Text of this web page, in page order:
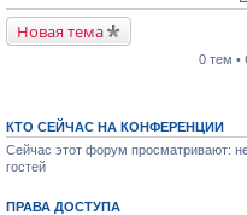
Новая тема
0 тем •
КТО СЕЙЧАС НА КОНФЕРЕНЦИИ
Сейчас этот форум просматривают:
гостей
ПРАВА ДОСТУПА